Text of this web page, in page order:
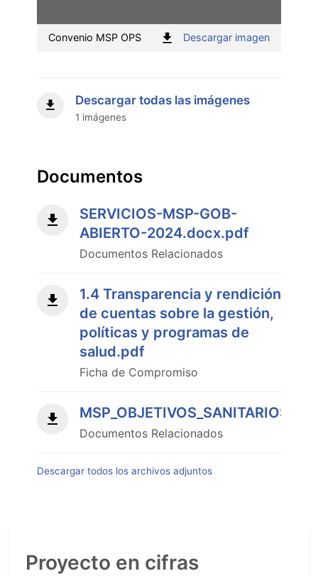
Convenio MSP OPS Descargar imagen:
Descargar todas las imágenes
1 imágenes
Documentos
SERVICIOS-MSP-GOB-
ABIERTO-2024.docx.pdf
Documentos Relacionados
1.4 Transparencia y rendición
de cuentas sobre la gestión,
políticas y programas de
salud.pdf
Ficha de Compromiso
Documentos Relacionados
Descargar todos los archivos adjuntos
Proyecto en cifras